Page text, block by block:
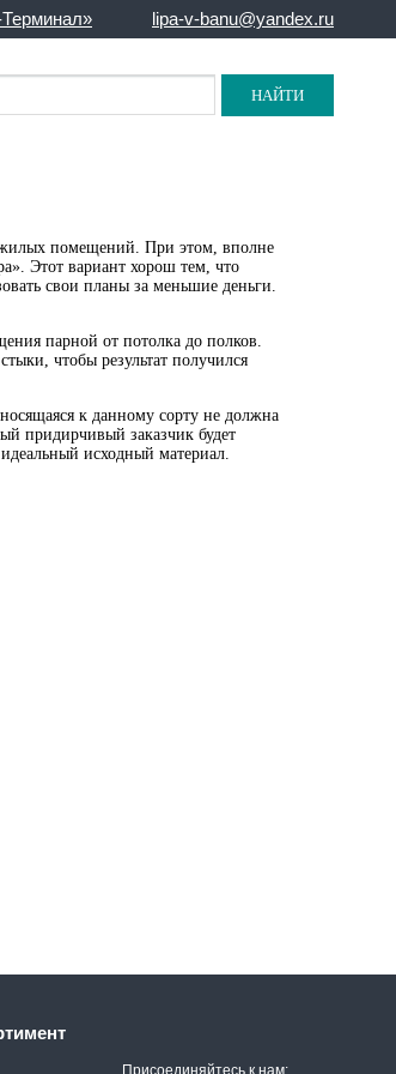
lipa-v-banu@yandex.ru
жилых помещений. При этом, вполне
Этот вариант хорош тем, что
свои планы за меньшие деньги.
парной от потолка до полков.
чтобы результат получился
к данному сорту не должна
придирчивый заказчик будет
идеальный исходный материал.
Присоединяйтесь к нам: